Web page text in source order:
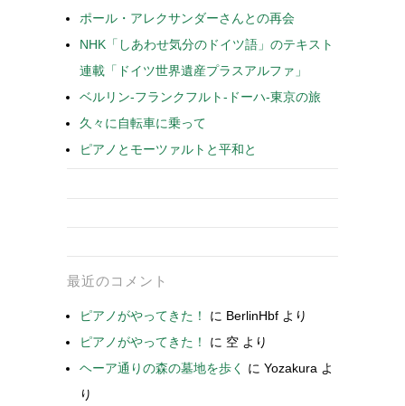
ポール・アレクサンダーさんとの再会
NHK「しあわせ気分のドイツ語」のテキスト
連載「ドイツ世界遺産プラスアルファ」
ベルリン-フランクフルト-ドーハ-東京の旅
久々に自転車に乗って
ピアノとモーツァルトと平和と
最近のコメント
ピアノがやってきた！ に BerlinHbf より
ピアノがやってきた！
に 空 より
ヘーア通りの森の墓地を歩く
に Yozakura よ
り